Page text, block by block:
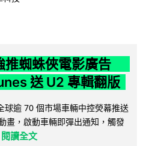
推蜘蛛俠電影廣告
送 U2 專輯翻版
球逾 70 個市場車輛中控熒幕推送
畫，啟動車輛即彈出通知，觸發
閱讀全文